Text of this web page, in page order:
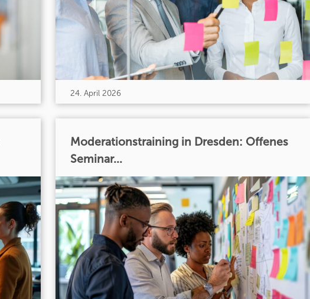
24. April 2026
Moderationstraining in Dresden: Offenes
Seminar...